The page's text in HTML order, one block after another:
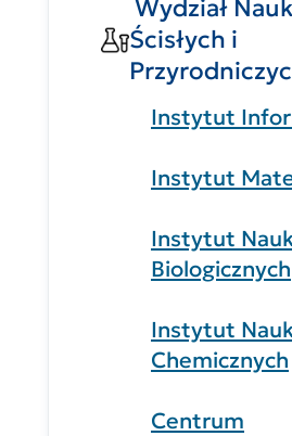
Wydział Nauk
Ścisłych i
Instytut
Instytut
Instytut
Biologicznych
Instytut
Chemicznych
Centrum